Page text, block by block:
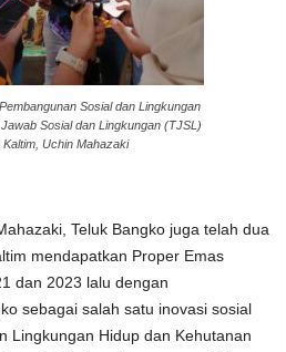
Sosial dan Lingkungan
Sosial dan Lingkungan (TJSL)
Uchin Mahazaki
Teluk Bangko juga telah dua
mendapatkan Proper Emas
dan 2023 lalu dengan
sebagai salah satu inovasi sosial
Lingkungan Hidup dan Kehutanan